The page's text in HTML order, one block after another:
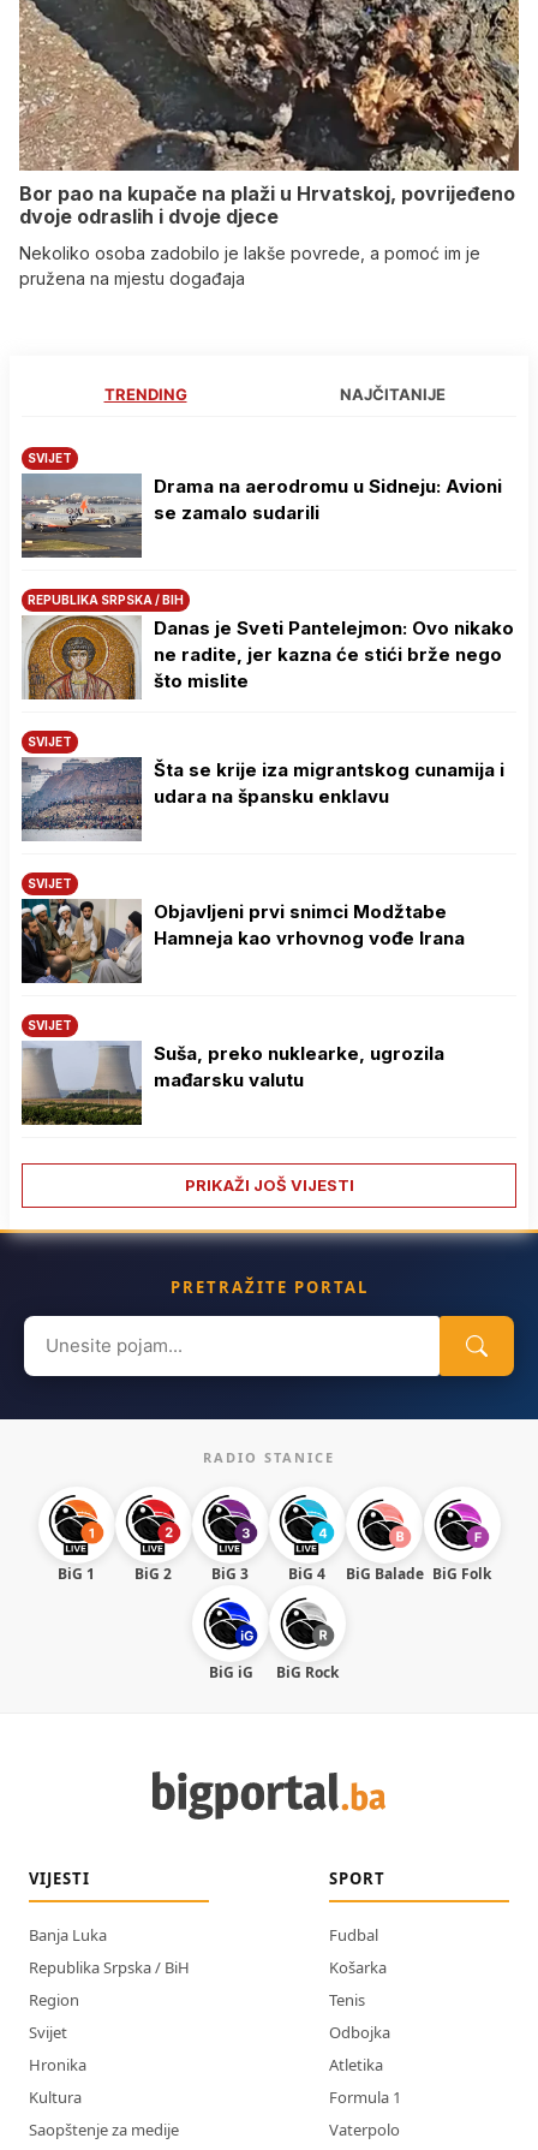
Bor pao na kupače na plaži u Hrvatskoj, povrijeđeno
dvoje odraslih i dvoje djece
Nekoliko osoba zadobilo je lakše povrede, a pomoć im je
pružena na mjestu događaja
TRENDING NAJČITANIJE
SVIJET
Drama na aerodromu u Sidneju: Avioni
se zamalo sudarili
REPUBLIKA SRPSKA / BIH
Danas je Sveti Pantelejmon: Ovo nikako
ne radite, jer kazna će stići brže nego
što mislite
SVIJET
Šta se krije iza migrantskog cunamija i
udara na špansku enklavu
SVIJET
Objavljeni prvi snimci Modžtabe
Hamneja kao vrhovnog vođe Irana
SVIJET
Suša, preko nuklearke, ugrozila
mađarsku valutu
PRIKAŽI JOŠ VIJESTI
PRETRAŽITE PORTAL
Search
for:
RADIO STANICE
BiG 1 BiG 2 BiG 3 BiG 4 BiG Balade BiG Folk
BiG iG BiG Rock
VIJESTI
Banja Luka
Republika Srpska / BiH
Region
Svijet
Hronika
Kultura
Saopštenje za medije
SPORT
Fudbal
Košarka
Tenis
Odbojka
Atletika
Formula 1
Vaterpolo